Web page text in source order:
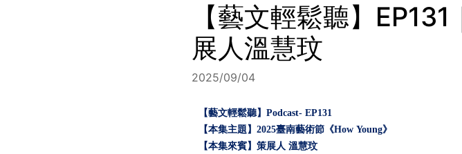
【藝文輕鬆聽】
展人溫慧玟
2025/09/04
【藝文輕鬆聽】Podcast- EP131
【本集主題】2025臺南藝術節《How Young》
【本集來賓】策展人 溫慧玟